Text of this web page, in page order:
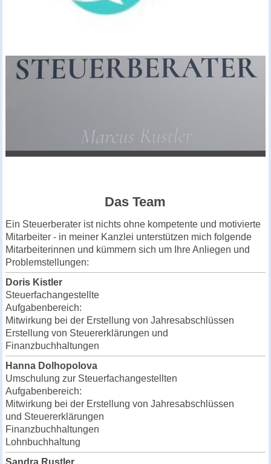
Das Team
Ein Steuerberater ist nichts ohne kompetente und motivierte
Mitarbeiter - in meiner Kanzlei unterstützen mich folgende
Mitarbeiterinnen und kümmern sich um Ihre Anliegen und
Problemstellungen:
Doris Kistler
Steuerfachangestellte
Aufgabenbereich:
Mitwirkung bei der Erstellung von Jahresabschlüssen
Erstellung von Steuererklärungen und
Finanzbuchhaltungen
Hanna Dolhopolova
Umschulung zur Steuerfachangestellten
Aufgabenbereich:
Mitwirkung bei der Erstellung von Jahresabschlüssen
und Steuererklärungen
Finanzbuchhaltungen
Lohnbuchhaltung